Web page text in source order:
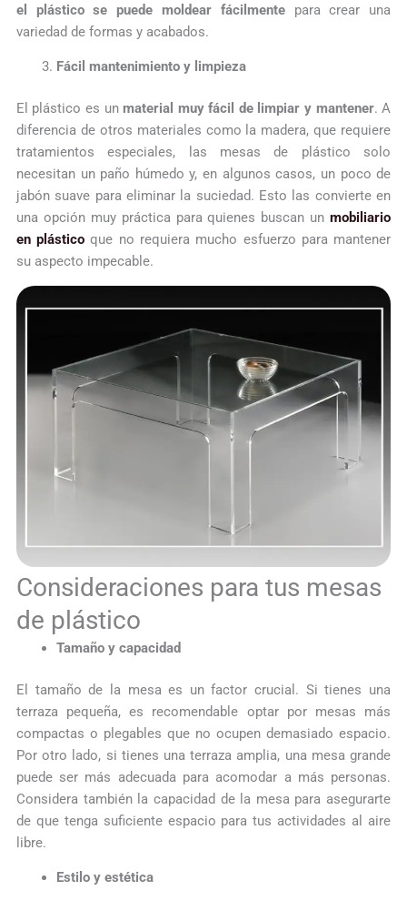
el plástico se puede moldear fácilmente para crear una
variedad de formas y acabados.
Fácil mantenimiento y limpieza
El plástico es unmaterial muy fácil de limpiar y mantener. A
diferencia de otros materiales como la madera, que requiere
tratamientos especiales, las mesas de plástico solo
necesitan un paño húmedo y, en algunos casos, un poco de
jabón suave para eliminar la suciedad. Esto las convierte en
una opción muy práctica para quienes buscan unmobiliario
en plástico que no requiera mucho esfuerzo para mantener
su aspecto impecable.
Consideraciones para tus mesas
de plástico
Tamaño y capacidad
El tamaño de la mesa es un factor crucial. Si tienes una
terraza pequeña, es recomendable optar por mesas más
compactas o plegables que no ocupen demasiado espacio.
Por otro lado, si tienes una terraza amplia, una mesa grande
puede ser más adecuada para acomodar a más personas.
Considera también la capacidad de la mesa para asegurarte
de que tenga suficiente espacio para tus actividades al aire
libre.
Estilo y estética